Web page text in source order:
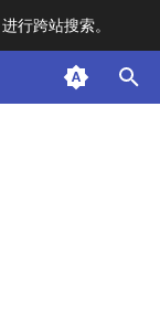
进行跨站搜索。